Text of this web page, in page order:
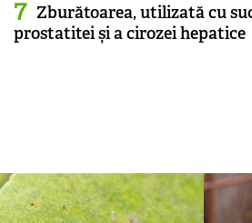
Zburătoarea, utilizată cu
prostatitei și a cirozei hepatice